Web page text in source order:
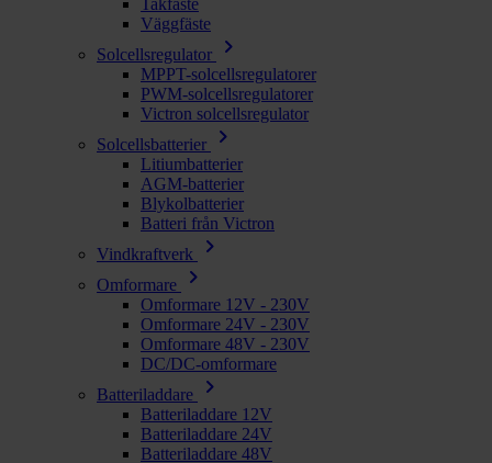
Takfäste
Väggfäste
Solcellsregulator
chevron_right
MPPT-solcellsregulatorer
PWM-solcellsregulatorer
Victron solcellsregulator
Solcellsbatterier
chevron_right
Litiumbatterier
AGM-batterier
Blykolbatterier
Batteri från Victron
Vindkraftverk
chevron_right
Omformare chevron_right
Omformare 12V - 230V
Omformare 24V - 230V
Omformare 48V - 230V
DC/DC-omformare
Batteriladdare
chevron_right
Batteriladdare 12V
Batteriladdare 24V
Batteriladdare 48V